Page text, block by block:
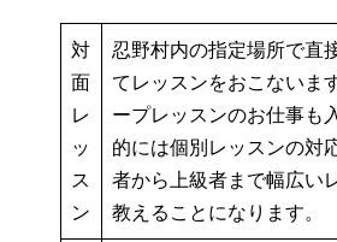
対
面
レ
ッ
ス
ン
忍野村内の指定場所で直
てレッスンをおこないま
ープレッスンのお仕事も
的には個別レッスンの対
者から上級者まで幅広い
教えることになります。